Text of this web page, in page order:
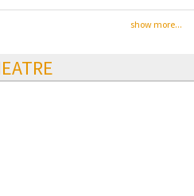
show more...